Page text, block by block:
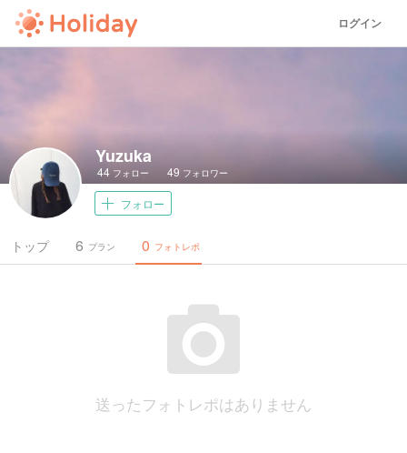
ログイン
Yuzuka
44 フォロー 49 フォロワー
フォロー
トップ プラン
6 フォトレポ
0
送ったフォトレポはありません